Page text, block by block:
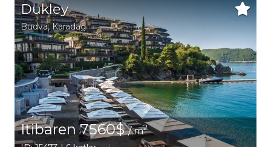
Dukley
Budva, Karadağ
Itibaren 7560$/ m2